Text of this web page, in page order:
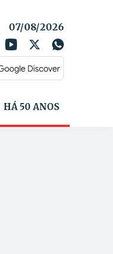
07/08/2026
HÁ 50 ANOS